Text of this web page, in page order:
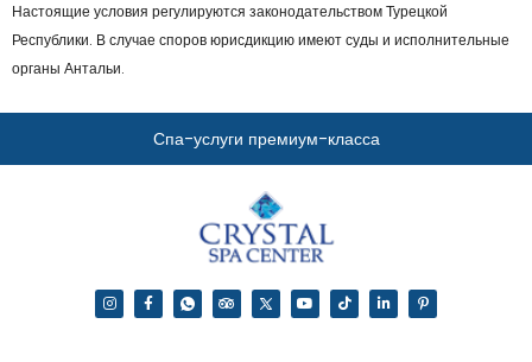
Настоящие условия регулируются законодательством Турецкой
Республики. В случае споров юрисдикцию имеют суды и исполнительные
органы Антальи.
Спа-услуги премиум-класса